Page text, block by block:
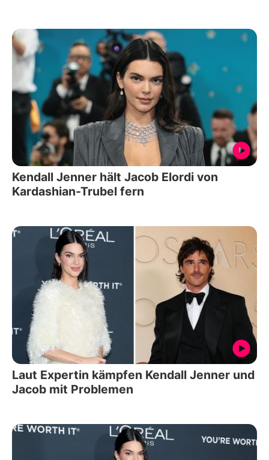
Kendall Jenner hält Jacob Elordi von
Kardashian-Trubel fern
Laut Expertin kämpfen Kendall Jenner und
Jacob mit Problemen